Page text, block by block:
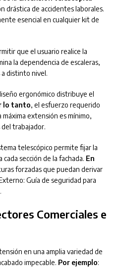
drástica de accidentes laborales.
esencial en cualquier kit de
que el usuario realice la
la dependencia de escaleras,
a distinto nivel.
ergonómico distribuye el
lo tanto, el esfuerzo requerido
extensión es mínimo,
trabajador.
telescópico permite fijar la
sección de la fachada. En
forzadas que puedan derivar
Guía de seguridad para
Comerciales e
en una amplia variedad de
impecable. Por ejemplo: